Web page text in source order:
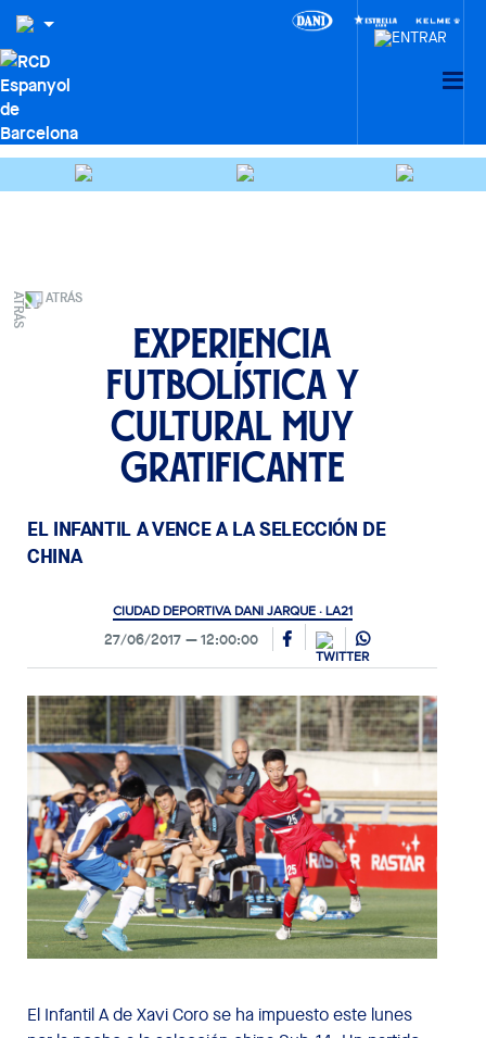
ATRÁS
Experiencia
futbolística y
cultural muy
gratificante
EL INFANTIL A VENCE A LA SELECCIÓN DE
CHINA
CIUDAD DEPORTIVA DANI JARQUE · LA21
27/06/2017 12:00:00
El Infantil A de Xavi Coro se ha impuesto este lunes